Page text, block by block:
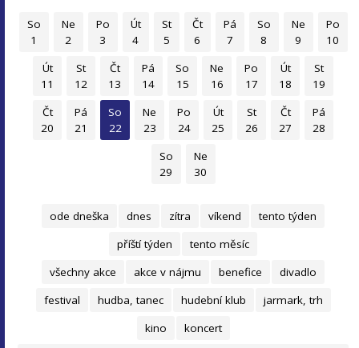
So
1
Ne
2
Po
3
Út
4
St
5
Čt
6
Pá
7
So
8
Ne
9
Po
10
Út
11
St
12
Čt
13
Pá
14
So
15
Ne
16
Po
17
Út
18
St
19
Čt
20
Pá
21
So
22
Ne
23
Po
24
Út
25
St
26
Čt
27
Pá
28
So
29
Ne
30
ode dneška dnes zítra víkend
tento týden
příští týden
tento měsíc
všechny akce
akce v nájmu benefice
divadlo
festival
hudba, tanec hudební klub
jarmark, trh
kino
koncert